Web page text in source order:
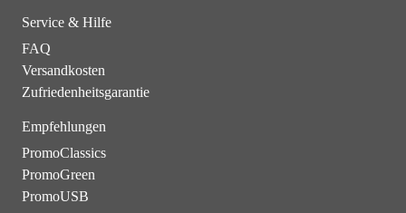
Service & Hilfe
FAQ
Versandkosten
Zufriedenheitsgarantie
Empfehlungen
PromoClassics
PromoGreen
PromoUSB